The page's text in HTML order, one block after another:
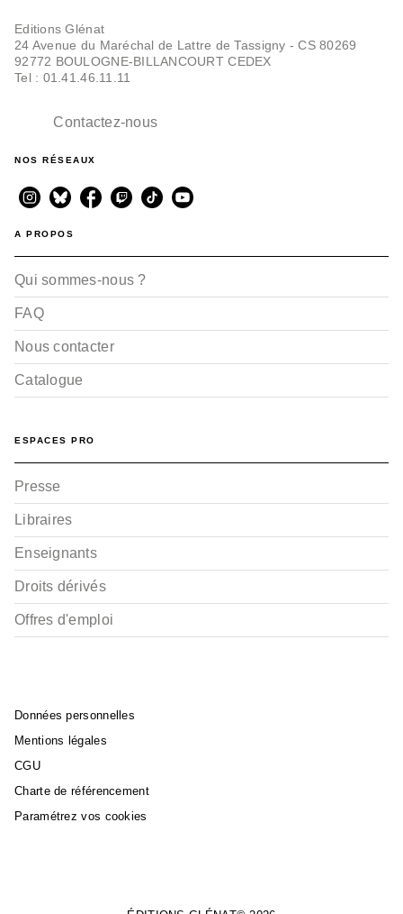
Editions Glénat
24 Avenue du Maréchal de Lattre de Tassigny - CS 80269
92772 BOULOGNE-BILLANCOURT CEDEX
Tel : 01.41.46.11.11
Contactez-nous
NOS RÉSEAUX
A PROPOS
Qui sommes-nous ?
FAQ
Nous contacter
Catalogue
ESPACES PRO
Presse
Libraires
Enseignants
Droits dérivés
Offres d'emploi
Données personnelles
Mentions légales
CGU
Charte de référencement
Paramétrez vos cookies